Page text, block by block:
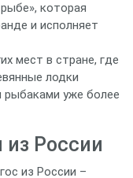
которая
и исполняет
мест в стране, где
лодки
рыбаками уже более
из России
из России –